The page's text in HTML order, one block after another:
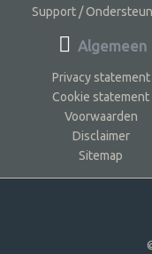
Support /
Algemeen
Privacy statement
Cookie statement
Voorwaarden
Disclaimer
Sitemap